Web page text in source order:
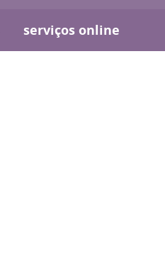
serviços online